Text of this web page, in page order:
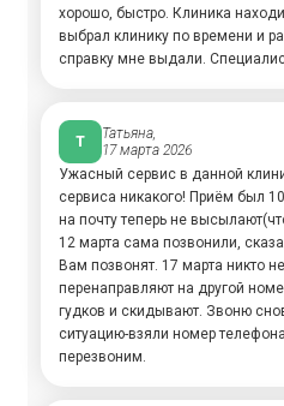
хорошо, быстро. Клиника
выбрал клинику по времени и
справку мне выдали.
Т
Татьяна,
17 марта 2026
Ужасный сервис в данной
сервиса никакого! Приём был
на почту теперь не
12 марта сама позвонили,
Вам позвонят. 17 марта никто
перенаправляют на другой
гудков и скидывают. Звоню
ситуацию-взяли номер
перезвоним.